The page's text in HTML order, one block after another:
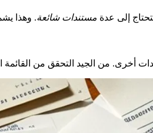
إلى عدة مستندات شائعة. وهذا
أخرى. من الجيد التحقق من القائمة